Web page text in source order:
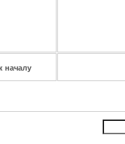
началу